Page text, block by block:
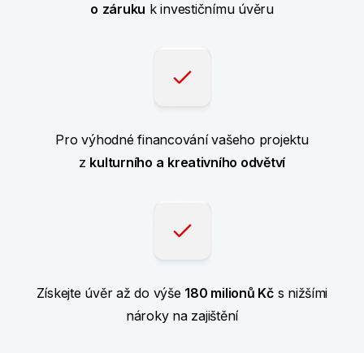
o záruku k investičnímu úvěru
Pro výhodné financování vašeho projektu
z kulturního a kreativního odvětví
Získejte úvěr až do výše 180 milionů Kčs nižšími
nároky na zajištění